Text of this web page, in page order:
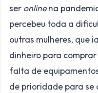
ser onlinena
percebeu toda a
outras mulheres, que
dinheiro para
falta de
de prioridade para se